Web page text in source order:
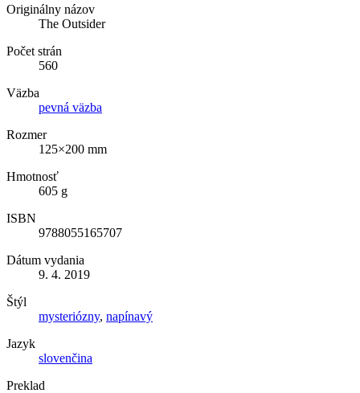
Originálny názov
The Outsider
Počet strán
560
Väzba
pevná väzba
Rozmer
125×200 mm
Hmotnosť
605 g
ISBN
9788055165707
Dátum vydania
9. 4. 2019
Štýl
mysteriózny, napínavý
Jazyk
slovenčina
Preklad